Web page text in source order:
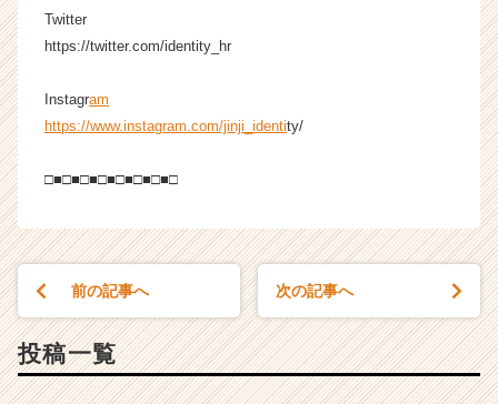
Twitter
https://twitter.com/identity_hr
Instagram
https://www.instagram.com/jinji_identity/
□■□■□■□■□■□■□■□
前の記事へ 次の記事へ
投稿一覧